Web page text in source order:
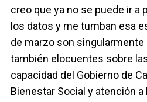
creo que ya no se puede ir a
los datos y me tumban esa
de marzo son
también elocuentes sobre
capacidad del Gobierno de
Bienestar Social y atención a